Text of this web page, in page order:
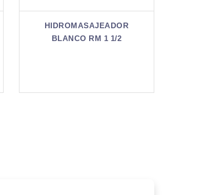
HIDROMASAJEADOR
BLANCO RM 1 1/2